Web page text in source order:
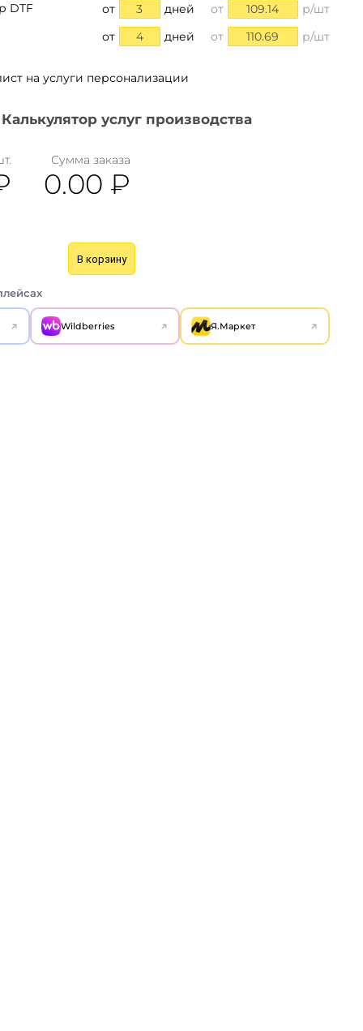
DTF
от 3 дней от 109.14
р/шт
от 4 дней от 110.69 р/шт
на услуги персонализации
Калькулятор услуг производства
Сумма заказа
0.00 ₽
В корзину
Wildberries Я.Маркет